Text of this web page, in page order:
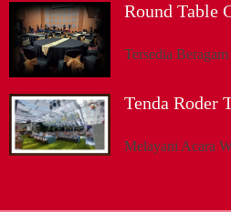
Round Table
Tersedia
Tenda Roder
Melayani Acara